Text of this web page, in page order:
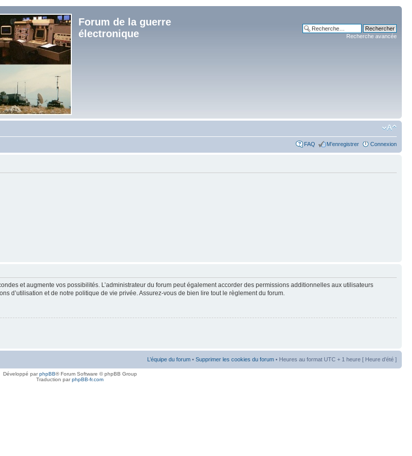
Forum de la guerre
électronique
Recherche avancée
FAQ M’enregistrer Connexion
et augmente vos possibilités. L’administrateur du forum peut également accorder des permissions additionnelles aux utilisateurs
d’utilisation et de notre politique de vie privée. Assurez-vous de bien lire tout le règlement du forum.
L’équipe du forum • Supprimer les cookies du forum • Heures au format UTC + 1 heure [ Heure d’été ]
Développé parphpBB® Forum Software © phpBB Group
Traduction parphpBB-fr.com